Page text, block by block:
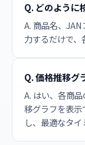
Q. どのように
A. 商品名、
力するだけで、
Q. 価格推移グ
A. はい、各商
移グラフを表
し、最適なタイ